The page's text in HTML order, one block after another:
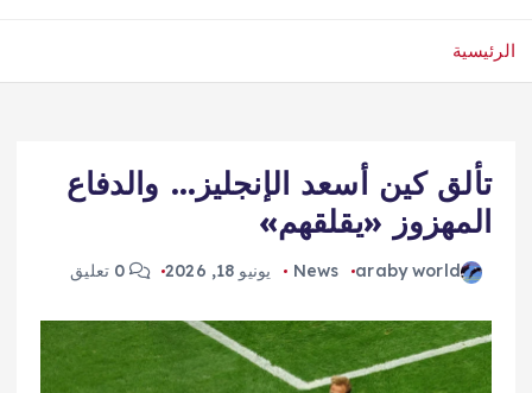
الرئيسية
تألق كين أسعد الإنجليز… والدفاع
المهزوز «يقلقهم»
araby world
News يونيو 18, 2026 0 تعليق